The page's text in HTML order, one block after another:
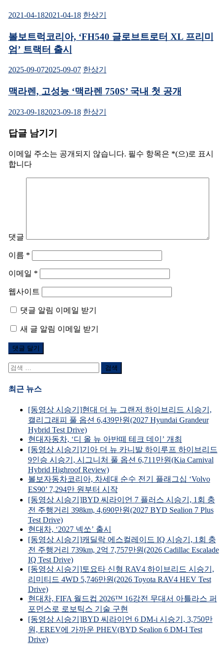
2021-04-182021-04-18 한상기
볼보트럭코리아, ‘FH540 글로브트로터 XL 프리미
엄’ 트랙터 출시
2025-09-072025-09-07 한상기
맥라렌, 고성능 ‘맥라렌 750S’ 국내 첫 공개
2023-09-182023-09-18 한상기
답글 남기기
이메일 주소는 공개되지 않습니다. 필수 항목은 *(으)로 표시
합니다
댓글
이름 *
이메일 *
웹사이트
댓글 알림 이메일 받기
새 글 알림 이메일 받기
검
어:
최근 뉴스
[동영상 시승기]현대 더 뉴 그랜저 하이브리드 시승기,
캘리그래피 풀 옵션 6,439만원(2027 Hyundai Grandeur
Hybrid Test Drive)
현대자동차, ‘디 올 뉴 아반떼 테크 데이’ 개최
[동영상 시승기]기아 더 뉴 카니발 하이루프 하이브리드
9인승 시승기, 시그니처 풀 옵션 6,711만원(Kia Carnival
Hybrid Highroof Review)
볼보자동차코리아, 차세대 순수 전기 플래그십 ‘Volvo
ES90’ 7,294만 원부터 시작
[동영상 시승기]BYD 씨라이언 7 플러스 시승기, 1회 충
전 주행거리 398km, 4,690만원(2027 BYD Sealion 7 Plus
Test Drive)
현대차, ‘2027 넥쏘’ 출시
[동영상 시승기]캐딜락 에스컬레이드 IQ 시승기, 1회 충
전 주행거리 739km, 2억 7,757만원(2026 Cadillac Escalade
IQ Test Drive)
[동영상 시승기]토요타 신형 RAV4 하이브리드 시승기,
리미티드 4WD 5,746만원(2026 Toyota RAV4 HEV Test
Drive)
현대차, FIFA 월드컵 2026™ 16강전 무대서 아틀라스 퍼
포먼스로 로보틱스 기술 구현
[동영상 시승기]BYD 씨라이언 6 DM-i 시승기, 3,750만
원, EREV에 가까운 PHEV(BYD Sealion 6 DM-I Test
Drive)